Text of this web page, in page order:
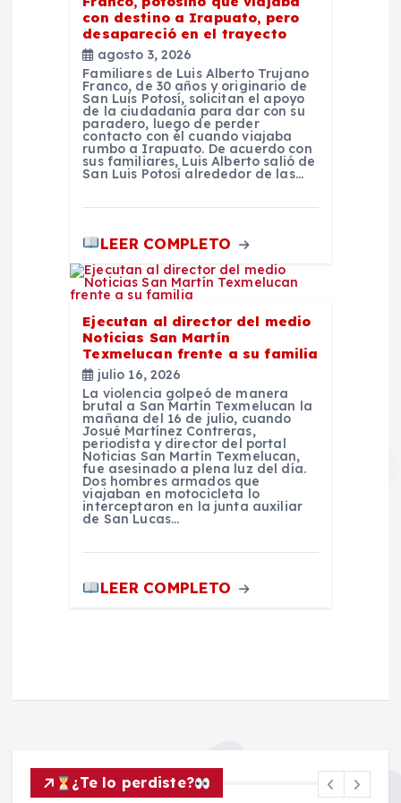
con destino a Irapuato, pero
desapareció en el trayecto
agosto 3, 2026
Familiares de Luis Alberto Trujano
Franco, de 30 años y originario de
San Luis Potosí, solicitan el apoyo
de la ciudadanía para dar con su
paradero, luego de perder
contacto con él cuando viajaba
rumbo a Irapuato. De acuerdo con
sus familiares, Luis Alberto salió de
San Luis Potosí alrededor de las…
LEER COMPLETO
Ejecutan al director del medio
Noticias San Martín
Texmelucan frente a su familia
julio 16, 2026
La violencia golpeó de manera
brutal a San Martín Texmelucan la
mañana del 16 de julio, cuando
Josué Martínez Contreras,
periodista y director del portal
Noticias San Martín Texmelucan,
fue asesinado a plena luz del día.
Dos hombres armados que
viajaban en motocicleta lo
interceptaron en la junta auxiliar
de San Lucas…
LEER COMPLETO
¿Te lo perdiste?